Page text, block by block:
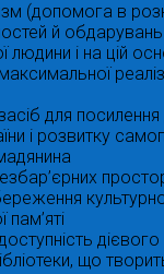
(допомога в
й
людини і на цій
для
і розвитку
пам’яті
що творить